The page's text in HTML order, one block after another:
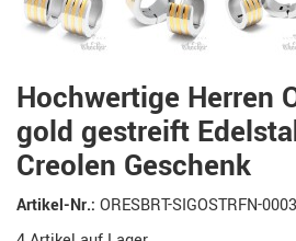
Hochwertige Herren
gold gestreift
Creolen Geschenk
Artikel-Nr.: ORESBRT-SIGOSTRFN-0003